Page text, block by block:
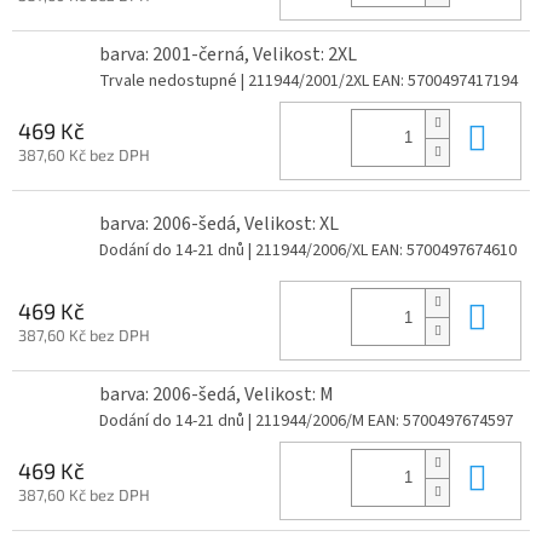
barva: 2001-černá, Velikost: 2XL
Trvale nedostupné | 211944/2001/2XLEAN: 5700497417194
469 Kč
387,60 Kč bez DPH
barva: 2006-šedá, Velikost: XL
Dodání do 14-21 dnů | 211944/2006/XLEAN: 5700497674610
469 Kč
387,60 Kč bez DPH
barva: 2006-šedá, Velikost: M
Dodání do 14-21 dnů | 211944/2006/M EAN: 5700497674597
469 Kč
387,60 Kč bez DPH